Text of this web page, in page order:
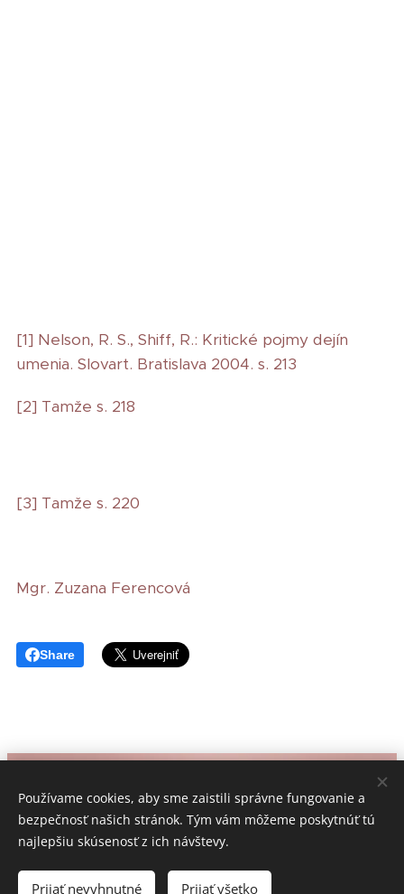
[1] Nelson, R. S., Shiff, R.: Kritické pojmy dejín
umenia. Slovart. Bratislava 2004. s. 213
[2] Tamže s. 218
[3] Tamže s. 220
Mgr. Zuzana Ferencová
Share
© 2024 Všetky práva vyhradené
Vytvorené službouWebnode Cookies
Slovenčina
Čeština
Používame cookies, aby sme zaistili správne fungovanie a
bezpečnosť našich stránok. Tým vám môžeme poskytnúť tú
najlepšiu skúsenosť z ich návštevy.
Prijať nevyhnutné Prijať všetko